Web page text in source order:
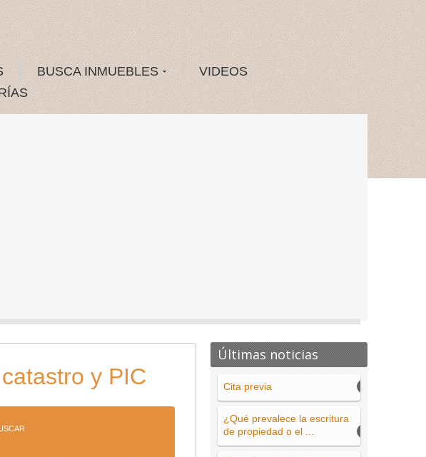
BUSCA INMUEBLES
VIDEOS
y PIC
Últimas noticias
Cita previa
¿Qué prevalece la escritura
de propiedad o el ...